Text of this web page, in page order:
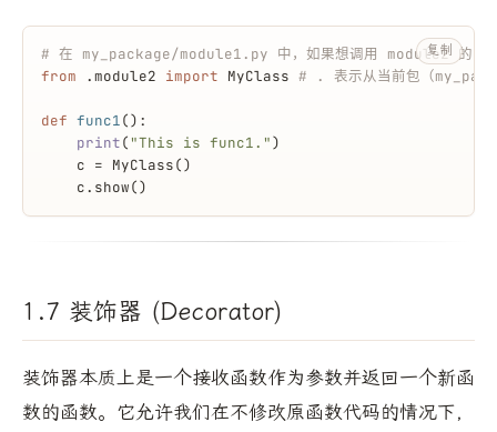
# 在 my_package/module1.py 中，如果想调用 module2 的内
from .module2 import MyClass # . 表示从当前包（
def func1():
print("This is func1.")
    c = MyClass()
    c.show()
复制
1.7 装饰器 (Decorator)
装饰器本质上是一个接收函数作为参数并返回一个新函
数的函数。它允许我们在不修改原函数代码的情况下，